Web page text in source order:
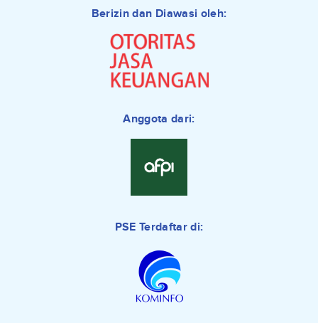
Berizin dan Diawasi oleh:
Anggota dari:
PSE Terdaftar di: